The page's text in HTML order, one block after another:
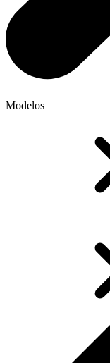
Modelos